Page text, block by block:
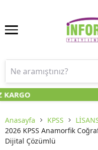
Anasayfa KPSS
2026 KPSS Anamorfik
Dijital Çözümlü